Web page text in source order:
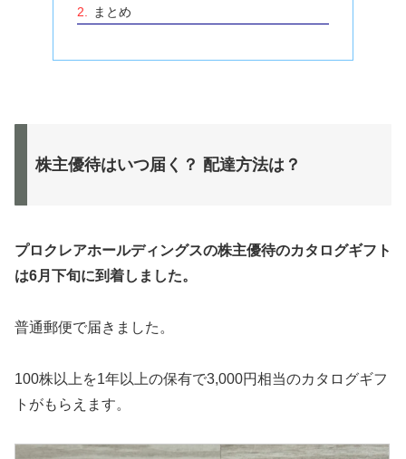
まとめ
株主優待はいつ届く？ 配達方法は？
プロクレアホールディングスの株主優待のカタログギフト
は6月下旬に到着しました。
普通郵便で届きました。
100株以上を1年以上の保有で3,000円相当のカタログギフ
トがもらえます。